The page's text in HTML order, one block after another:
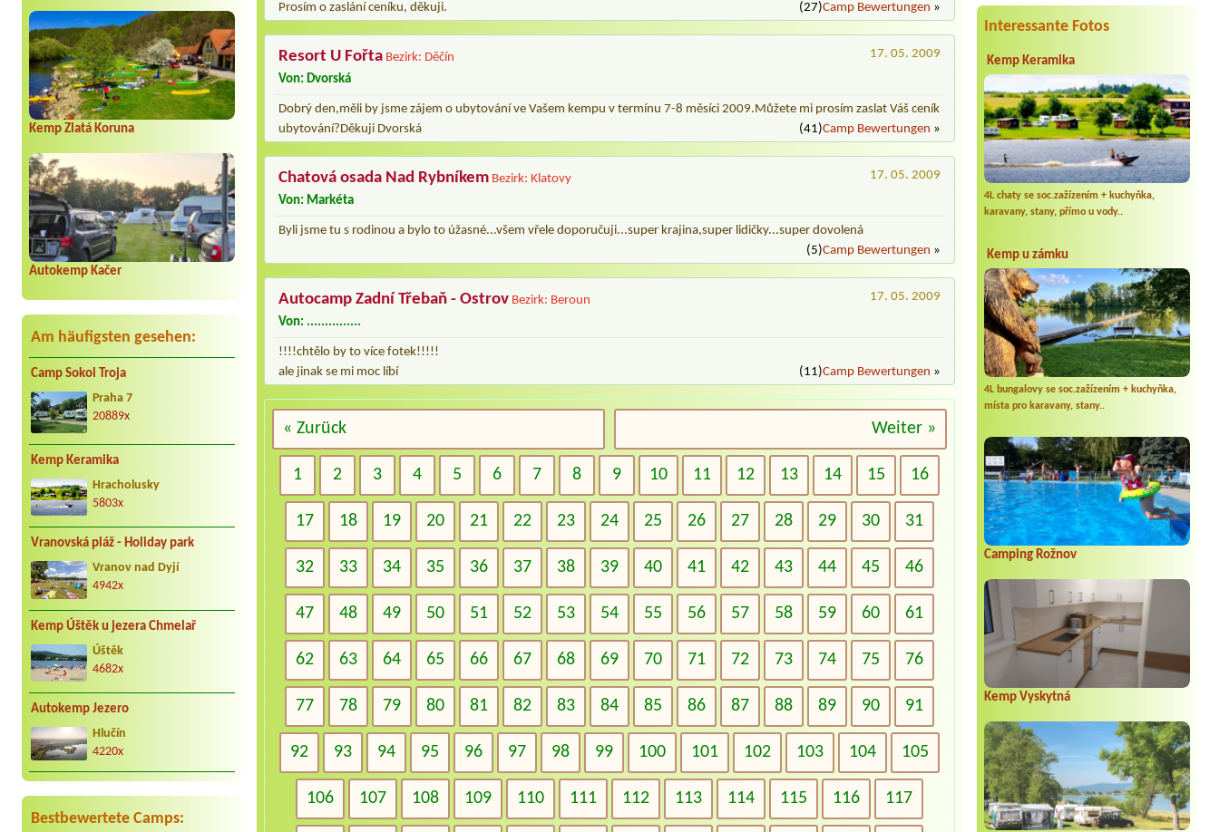
Kemp Zlatá Koruna
Autokemp Kačer
Am häufigsten gesehen:
Camp Sokol Troja
Praha 7
20889x
Kemp Keramika
Hracholusky
5803x
Vranovská pláž - Holiday park
Vranov nad Dyjí
4942x
Kemp Úštěk u jezera Chmelař
Úštěk
4682x
Autokemp Jezero
Hlučín
4220x
Bestbewertete Camps:
Interessante Fotos
Kemp Keramika
4L chaty se soc.zažízením + kuchyňka,
karavany, stany, přímo u vody..
Kemp u zámku
4L bungalovy se soc.zažízením + kuchyňka,
místa pro karavany, stany..
Camping Rožnov
Kemp Vyskytná
Prosím o zaslání ceníku, děkuji. (27)Camp Bewertungen »
Resort U Fořta Bezirk: Děčín
17. 05. 2009
Von: Dvorská
Dobrý den,měli by jsme zájem o ubytování ve Vašem kempu v termínu 7-8 měsíci 2009.Můžete mi prosím zaslat Váš ceník
ubytování?Děkuji Dvorská
(41)Camp Bewertungen »
Chatová osada Nad Rybníkem Bezirk: Klatovy
17. 05. 2009
Von: Markéta
Byli jsme tu s rodinou a bylo to úžasné...všem vřele doporučuji...super krajina,super lidičky...super dovolená
(5)Camp Bewertungen »
Autocamp Zadní Třebaň - Ostrov Bezirk: Beroun
17. 05. 2009
Von: ...............
!!!!chtělo by to více fotek!!!!!
ale jinak se mi moc líbí
(11)Camp Bewertungen »
« Zurück Weiter »
1 2 3 4 5 6 7 8 9 10 11 12 13 14 15 16
17 18 19 20 21 22 23 24 25 26 27 28 29 30 31
32 33 34 35 36 37 38 39 40 41 42 43 44 45 46
47 48 49 50 51 52 53 54 55 56 57 58 59 60 61
62 63 64 65 66 67 68 69 70 71 72 73 74 75 76
77 78 79 80 81 82 83 84 85 86 87 88 89 90 91
92 93 94 95 96 97 98 99 100 101 102 103 104 105
106 107 108 109 110 111 112 113 114 115 116 117